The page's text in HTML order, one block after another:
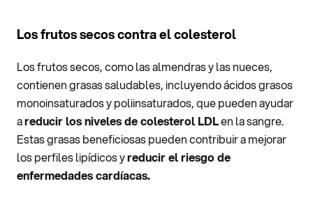
Los frutos secos contra el colesterol
Los frutos secos, como las almendras y las nueces,
contienen grasas saludables, incluyendo ácidos grasos
monoinsaturados y poliinsaturados, que pueden ayudar
areducir los niveles de colesterol LDLen la sangre.
Estas grasas beneficiosas pueden contribuir a mejorar
los perfiles lipídicos yreducir el riesgo de
enfermedades cardíacas.